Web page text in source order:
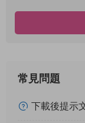
常見問題
下載後提示